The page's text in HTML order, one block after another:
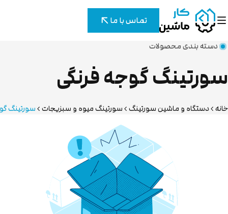
تماس با ما
دسته بندی محصولات
سورتینگ گوجه فرنگی
خانه دستگاه و ماشین سورتینگ سورتینگ میوه و سبزیجات سورتینگ